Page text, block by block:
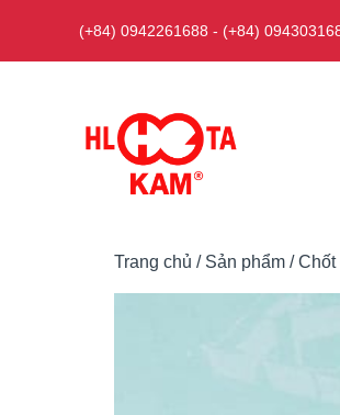
nội
(+84) 0942261688 - (+84)
Trang chủ / Sản phẩm /Chốt